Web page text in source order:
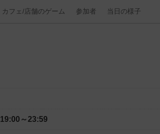
カフェ/店舗のゲーム 参加者 当日の様子
19:00～23:59